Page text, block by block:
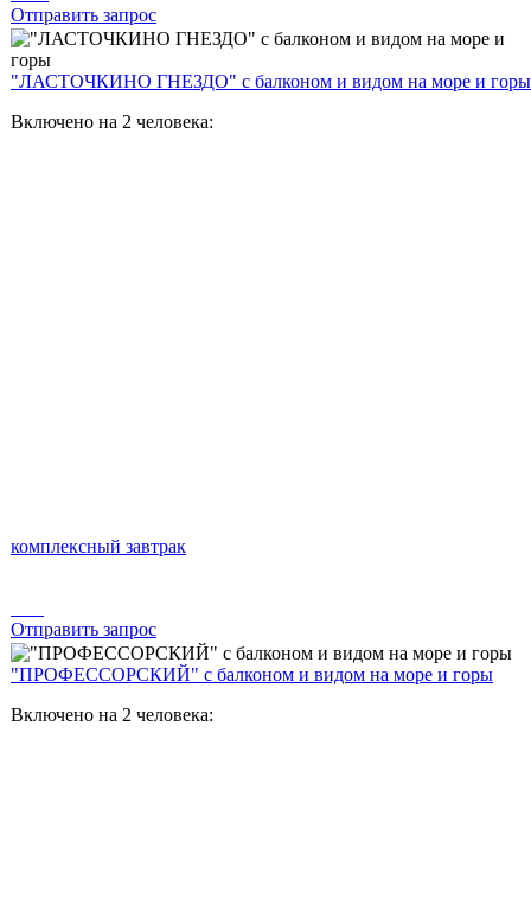
Отправить запрос
"ЛАСТОЧКИНО ГНЕЗДО" с балконом и видом на море и горы
Включено на 2 человека:
комплексный завтрак
Отправить запрос
"ПРОФЕССОРСКИЙ" с балконом и видом на море и горы
Включено на 2 человека: